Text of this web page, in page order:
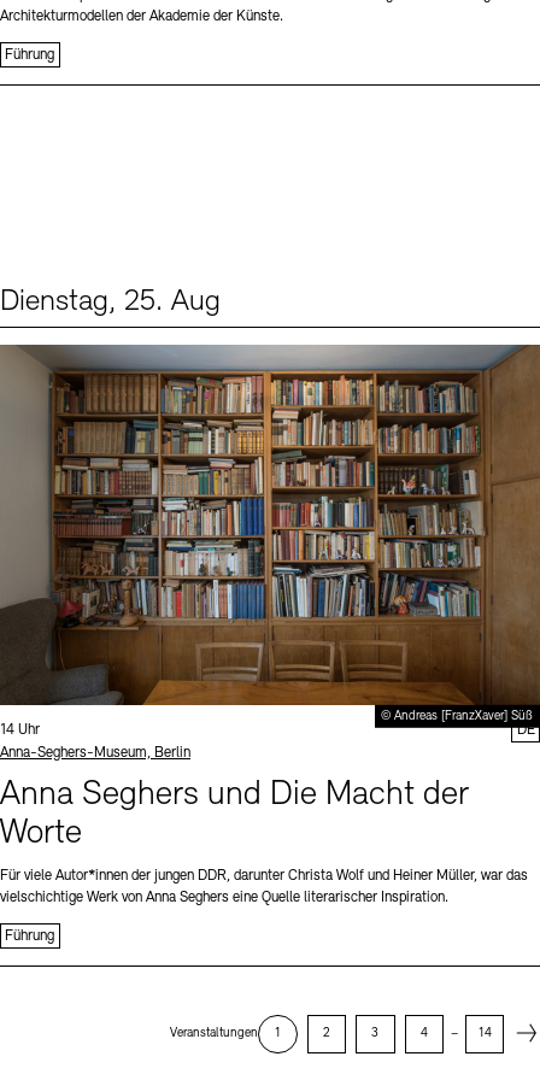
Architekturmodellen der Akademie der Künste.
Führung
Dienstag, 25. Aug
© Andreas [FranzXaver] Süß
Uhrzeit:
14 Uhr
Standort
Anna-Seghers-Museum, Berlin
Anna Seghers und Die Macht der
Worte
Für viele Autor*innen der jungen DDR, darunter Christa Wolf und Heiner Müller, war das
vielschichtige Werk von Anna Seghers eine Quelle literarischer Inspiration.
Führung
DE
Veranstaltungen 1 2 3 4 – 14